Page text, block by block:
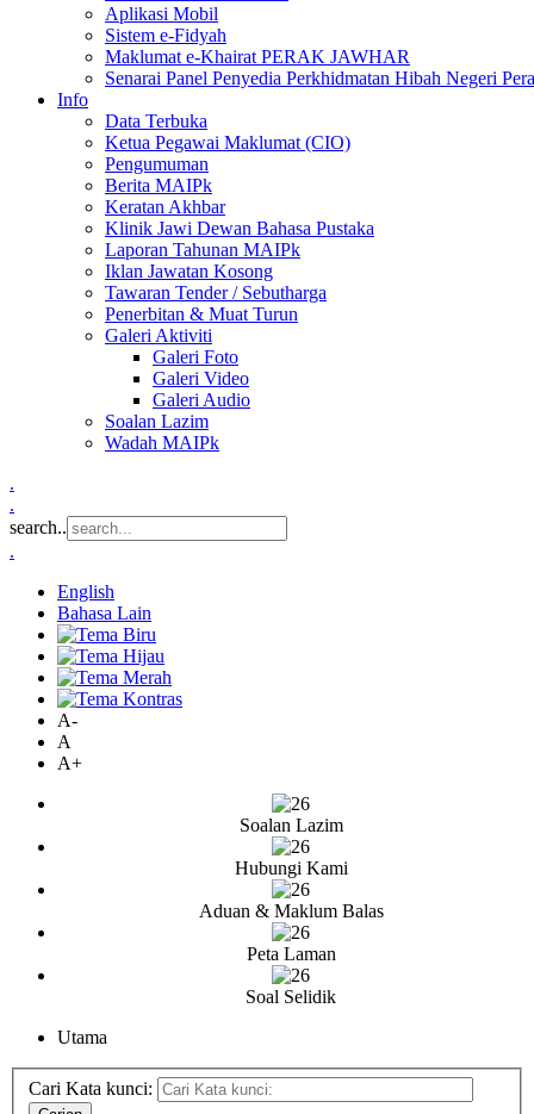
Aplikasi Mobil
Sistem e-Fidyah
Maklumat e-Khairat PERAK JAWHAR
Senarai Panel Penyedia Perkhidmatan Hibah Negeri
Info
Data Terbuka
Ketua Pegawai Maklumat (CIO)
Pengumuman
Berita MAIPk
Keratan Akhbar
Klinik Jawi Dewan Bahasa Pustaka
Laporan Tahunan MAIPk
Iklan Jawatan Kosong
Tawaran Tender / Sebutharga
Penerbitan & Muat Turun
Galeri Aktiviti
Galeri Foto
Galeri Video
Galeri Audio
Soalan Lazim
Wadah MAIPk
.
.
search..
.
English
Bahasa Lain
A-
A
A+
Soalan Lazim
Hubungi Kami
Aduan & Maklum Balas
Peta Laman
Soal Selidik
Utama
Cari Kata kunci: